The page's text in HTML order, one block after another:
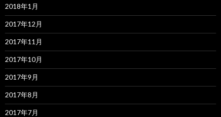
2018年1月
2017年12月
2017年11月
2017年10月
2017年9月
2017年8月
2017年7月